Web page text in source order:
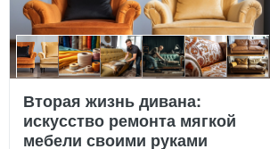
Вторая жизнь дивана:
искусство ремонта мягкой
мебели своими руками